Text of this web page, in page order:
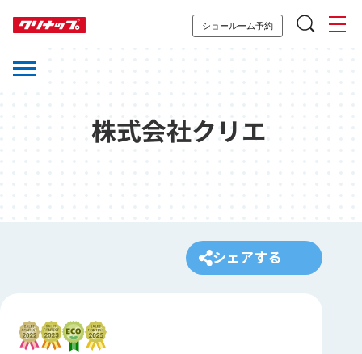
ショールーム予約
株式会社クリエ
シェアする